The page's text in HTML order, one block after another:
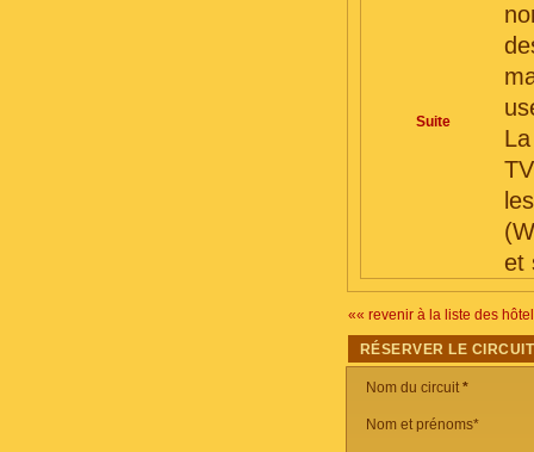
Suite
et
«« revenir à la liste des
RÉSERVER LE CIRCUIT
Nom du circuit*
Nom et prénoms*